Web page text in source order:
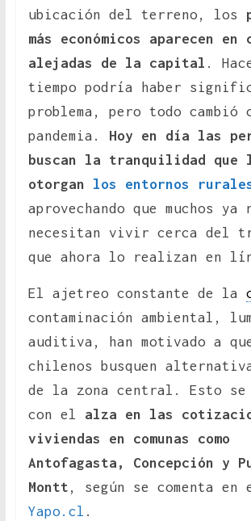
ubicación del terreno, los
más económicos aparecen en
alejadas de la capital .
tiempo podría haber
problema, pero todo cambió
pandemia. Hoy en día las
buscan la tranquilidad que
otorgan los entornos
aprovechando que muchos ya
necesitan vivir cerca del
que ahora lo realizan en
El ajetreo constante de la
contaminación ambiental,
auditiva, han motivado a
chilenos busquen
de la zona central. Esto se
con el alza en las
viviendas en comunas como
Antofagasta, Concepción y
Montt , según se comenta en
Yapo.cl .